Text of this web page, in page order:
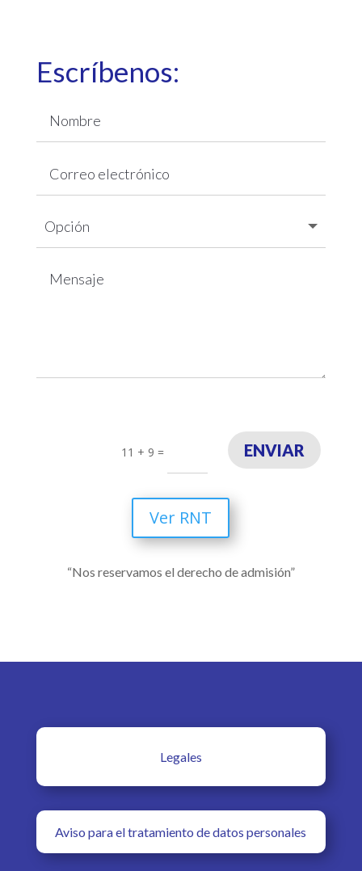
Escríbenos:
11 + 9 = ENVIAR
Ver RNT
“Nos reservamos el derecho de admisión”
Legales
Aviso para el tratamiento de datos personales